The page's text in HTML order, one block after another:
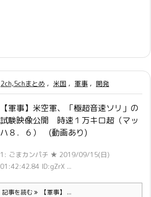
2ch,5chまとめ , 米国 , 軍事 , 開発
【軍事】米空軍、「極超音速ソリ」の
試験映像公開 時速１万キロ超（マッ
ハ８．６） (動画あり)
1: ごまカンパチ ★ 2019/09/15(日)
01:42:42.84 ID:gZrX ...
記事を読む 【軍事】 ...